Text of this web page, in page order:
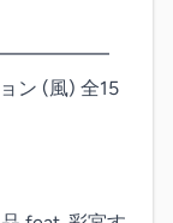
ン (風) 全15